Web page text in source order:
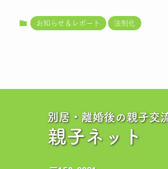
お知らせ＆レポート 法制化
別居・離婚後の親子交
親子ネット